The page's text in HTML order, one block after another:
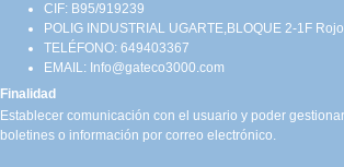
CIF: B95/919239
POLIG INDUSTRIAL UGARTE,BLOQUE 2-1F Rojo
TELÉFONO: 649403367
EMAIL: Info@gateco3000.com
Finalidad
Establecer comunicación con el usuario y poder
boletines o información por correo electrónico.